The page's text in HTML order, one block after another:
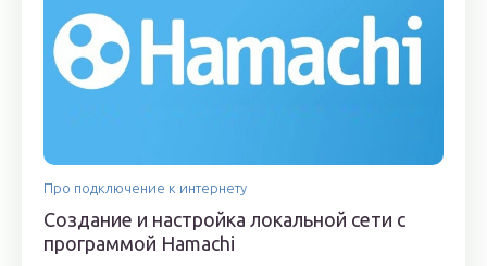
Про подключение к интернету
Создание и настройка локальной сети с
программой Hamachi